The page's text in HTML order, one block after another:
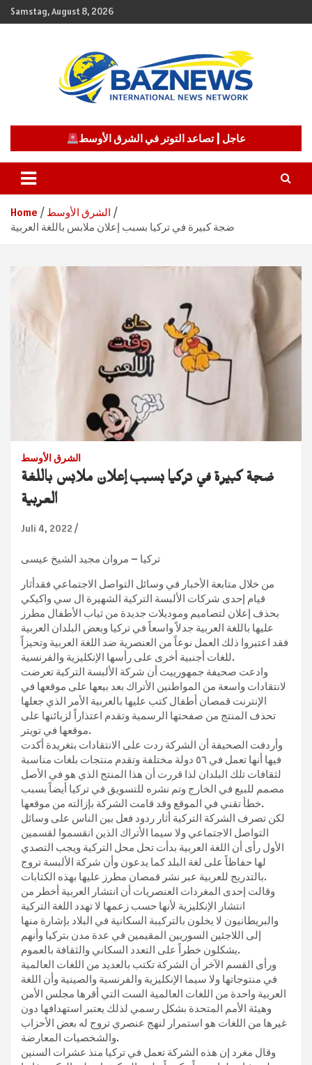
Skip
to
Samstag, August 8, 2026
BAZNEWS
عاجل | تصاعد التوتر في الشرق الأوسط
Home
الشرق الأوسط
ضجة كبيرة في تركيا بسبب إعلان ملابس باللغة العربية
الشرق الأوسط
ضجة كبيرة في تركيا بسبب إعلان ملابس باللغة
العربية
Juli 4, 2022
تركيا – مروان مجيد الشيخ عيسى
من خلال متابعة الأخبار في وسائل التواصل الاجتماعي فقدأثار
قيام إحدى شركات الألبسة التركية الشهيرة ال سي واكيكي
بحذف إعلان لتصاميم وموديلات جديدة من ثياب الأطفال مطرز
عليها باللغة العربية جدلاً واسعاً في تركيا وبعض البلدان العربية
فقد اعتبروا ذلك العمل نوعاً من العنصرية ضد اللغة العربية وتحيزاً
للغات أجنبية أخرى على رأسها الإنكليزية والفرنسية.
وادعت صحيفة جمهورييت أن شركة الألبسة التركية تعرضت
لانتقادات واسعة من المواطنين الأتراك بعد بيعها على موقعها في
الإنترنت قمصان أطفال كتب عليها بالعربية الأمر الذي جعلها
تحذف المنتج من صفحتها الرسمية وتقدم اعتذاراً لزبائنها على
موقعها في تويتر.
وأردفت الصحيفة أن الشركة ردت على الانتقادات بتغريدة أكدت
فيها أنها تعمل في ٥٦ دولة مختلفة وتقدم منتجات بلغات مناسبة
لثقافات تلك البلدان ​لذا قررت أن هذا المنتج الذي هو في الأصل
مصمم للبيع في الخارج وتم نشره للتسويق في تركيا أيضاً بسبب
خطأ تقني في الموقع وقد قامت الشركة بإزالته من موقعها.
لكن تصرف الشركة التركية أثار ردود فعل بين الناس على وسائل
التواصل الاجتماعي ولا سيما الأتراك الذين انقسموا لقسمين
الأول رأى أن اللغة العربية بدأت تحل محل التركية ويجب التصدي
لها حفاظاً على لغة البلد كما يدعون وأن شركة الألبسة تروج
بالتدريج للعربية عبر نشر قمصان مطرز عليها بهذه الكتابات.
وقالت إحدى المغردات العنصريات أن انتشار العربية أخطر من
انتشار الإنكليزية لأنها حسب زعمها لا تهدد اللغة التركية
والبريطانيون لا يخلون بالتركيبة السكانية في البلاد بإشارة منها
إلى اللاجئين السوريين المقيمين في عدة مدن بتركيا وأنهم
يشكلون خطراً على التعدد السكاني والثقافة بالعموم.
ورأى القسم الآخر أن الشركة تكتب بالعديد من اللغات العالمية
في منتوجاتها ولا سيما الإنكليزية والفرنسية والصينية وأن اللغة
العربية واحدة من اللغات العالمية الست التي أقرها مجلس الأمن
وهيئة الأمم المتحدة بشكل رسمي لذلك يعتبر استهدافها دون
غيرها من اللغات هو استمرار لنهج عنصري تروج له بعض الأحزاب
والشخصيات المعارضة.
وقال مغرد إن هذه الشركة تعمل في تركيا منذ عشرات السنين